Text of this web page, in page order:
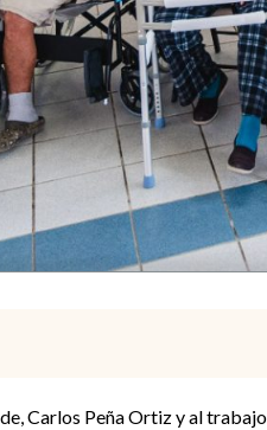
Carlos Peña Ortiz y al